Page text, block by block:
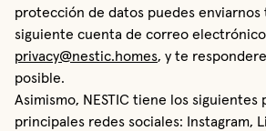
protección de datos puedes enviarnos
siguiente cuenta de correo
privacy@nestic.homes, y te
posible.
Asimismo, NESTIC tiene los siguientes
principales redes sociales: Instagram,